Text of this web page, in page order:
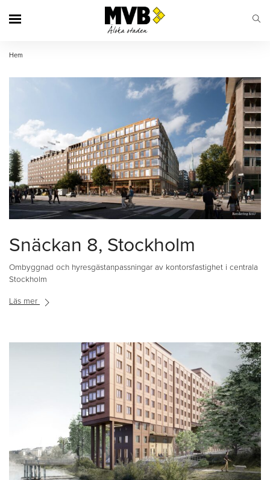
Hem
Snäckan 8, Stockholm
Ombyggnad och hyresgästanpassningar av kontorsfastighet i centrala
Stockholm
Läs mer